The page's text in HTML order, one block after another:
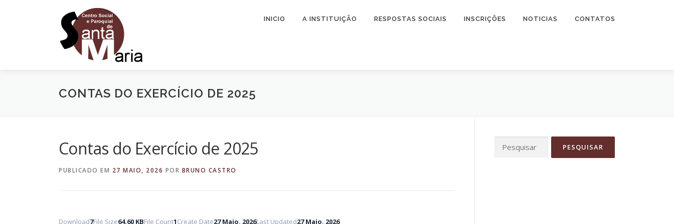
INICIO A INSTITUIÇÃO RESPOSTAS SOCIAIS INSCRIÇÕES NOTICIAS CONTATOS
CONTAS DO EXERCÍCIO DE 2025
Contas do Exercício de 2025
PUBLICADO EM 27 MAIO, 2026 POR BRUNO CASTRO
Download7File Size64.60 KBFile Count1Create Date27 Maio, 2026Last Updated27 Maio, 2026
por: